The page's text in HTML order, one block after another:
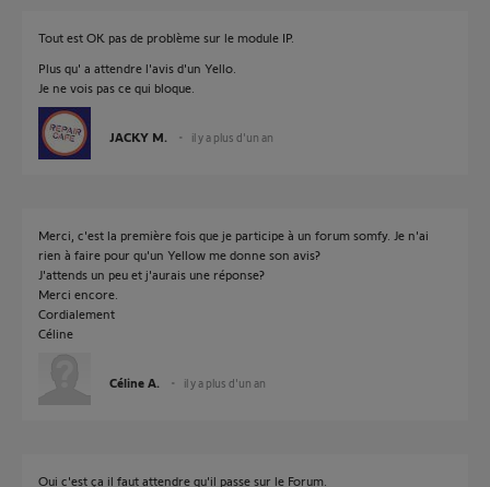
Tout est OK pas de problème sur le module IP.
Plus qu' a attendre l'avis d'un Yello.
Je ne vois pas ce qui bloque.
JACKY M. il y a plus d'un an
Merci, c'est la première fois que je participe à un forum somfy. Je n'ai
rien à faire pour qu'un Yellow me donne son avis?
J'attends un peu et j'aurais une réponse?
Merci encore.
Cordialement
Céline
Céline A. il y a plus d'un an
Oui c'est ça il faut attendre qu'il passe sur le Forum.